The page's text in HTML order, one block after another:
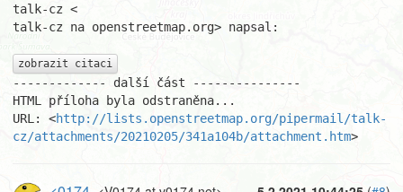
talk-cz <
talk-cz na openstreetmap.org> napsal:
zobrazit citaci
------------- další část ---------------
HTML příloha byla odstraněna...
URL: <http://lists.openstreetmap.org/pipermail/talk-
cz/attachments/20210205/341a104b/attachment.htm>